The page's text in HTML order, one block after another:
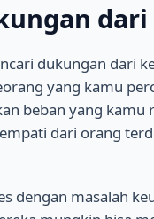
dukungan dari
yang kamu
beban yang kamu
dari orang
dengan masalah